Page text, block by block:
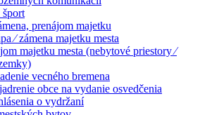
prenájom majetku
⁄ zámena majetku mesta
majetku mesta (nebytové priestory ⁄
vecného bremena
obce na vydanie osvedčenia
o vydržaní